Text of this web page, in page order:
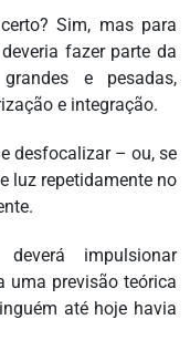
Sim, mas para
fazer parte da
e pesadas,
e integração.
desfocalizar – ou, se
luz repetidamente no
impulsionar
uma previsão teórica
até hoje havia